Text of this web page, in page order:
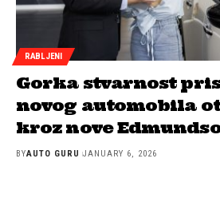
RABLJENI
Gorka stvarnost
novog automobila
kroz nove
BYAUTO GURU JANUARY 6, 2026